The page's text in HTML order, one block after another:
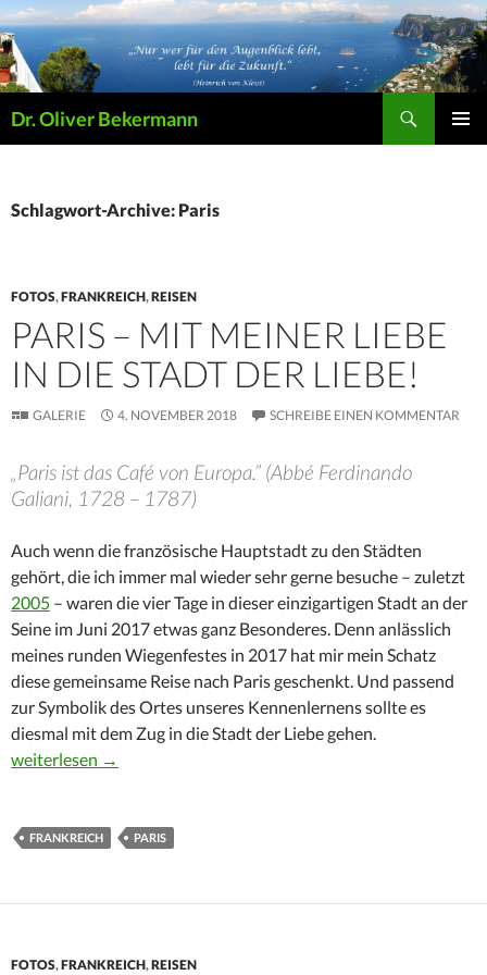
Dr. Oliver Bekermann
Schlagwort-Archive: Paris
FOTOS,FRANKREICH,REISEN
PARIS – MIT MEINER LIEBE
IN DIE STADT DER LIEBE!
GALERIE 4. NOVEMBER 2018 SCHREIBE EINEN KOMMENTAR
„Paris ist das Café von Europa.” (Abbé Ferdinando
Galiani, 1728 – 1787)
Auch wenn die französische Hauptstadt zu den Städten
gehört, die ich immer mal wieder sehr gerne besuche – zuletzt
2005 – waren die vier Tage in dieser einzigartigen Stadt an der
Seine im Juni 2017 etwas ganz Besonderes. Denn anlässlich
meines runden Wiegenfestes in 2017 hat mir mein Schatz
diese gemeinsame Reise nach Paris geschenkt. Und passend
zur Symbolik des Ortes unseres Kennenlernens sollte es
diesmal mit dem Zug in die Stadt der Liebe gehen.
Paris – mit meiner Liebe in die Stadt der Liebe!
weiterlesen →
FRANKREICH PARIS
FOTOS,FRANKREICH,REISEN